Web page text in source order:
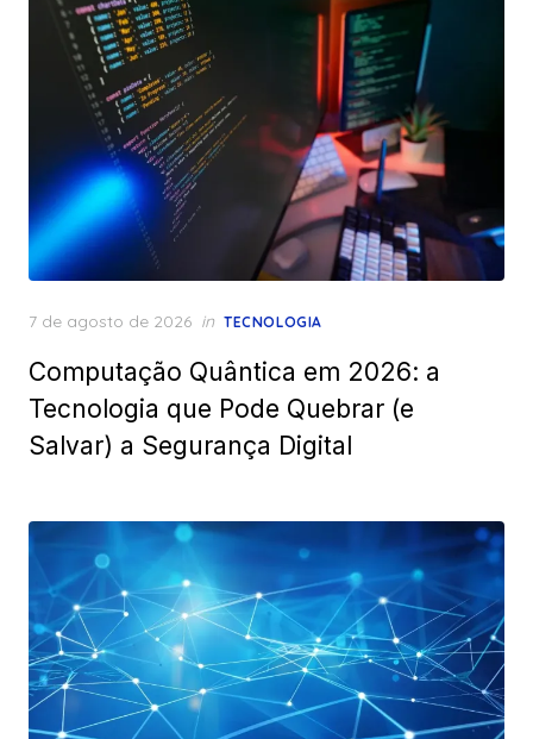
Posted
7 de agosto de 2026 in TECNOLOGIA
Computação Quântica em 2026: a
Tecnologia que Pode Quebrar (e
Salvar) a Segurança Digital